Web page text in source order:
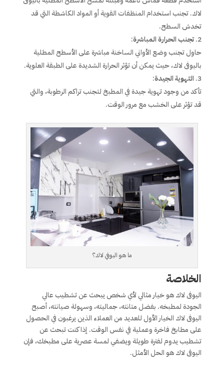
لاك. تجنب استخدام المنظفات القوية أو المواد الكاشطة التي قد
تخدش السطح.
تجنب الحرارة المباشرة:
حاول تجنب وضع الأواني الساخنة مباشرة على الأسطح المطلية
باليوفى لاك، حيث يمكن أن تؤثر الحرارة الشديدة على الطبقة العلوية.
التهوية الجيدة:
تأكد من وجود تهوية جيدة في المطبخ لتجنب تراكم الرطوبة، والتي
قد تؤثر على الخشب مع مرور الوقت.
ما هو اليوفي لاك؟
الخلاصة
اليوفى لاك هو خيار مثالي لأي شخص يبحث عن تشطيب عالي
الجودة لمطبخه. بفضل متانته، جماليته، وسهولة صيانته، أصبح
اليوفى لاك الخيار الأول للعديد من العملاء الذين يرغبون في الحصول
على مطابخ فاخرة وعملية في نفس الوقت. إذا كنت تبحث عن
تشطيب يدوم لفترة طويلة ويضفي لمسة عصرية على مطبخك، فإن
اليوفى لاك هو الحل الأمثل.